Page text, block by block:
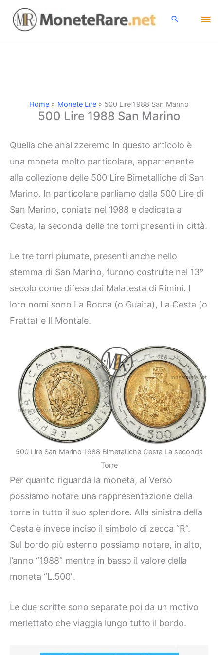
contenuto
Home Monete Lire 500 Lire 1988 San Marino
500 Lire 1988 San Marino
Quella che analizzeremo in questo articolo è
una moneta molto particolare, appartenente
alla collezione delle 500 Lire Bimetalliche di San
Marino. In particolare parliamo della 500 Lire di
San Marino, coniata nel 1988 e dedicata a
Cesta, la seconda delle tre torri presenti in città.
Le tre torri piumate, presenti anche nello
stemma di San Marino, furono costruite nel 13°
secolo come difesa dai Malatesta di Rimini. I
loro nomi sono La Rocca (o Guaita), La Cesta (o
Fratta) e Il Montale.
500 Lire San Marino 1988 Bimetalliche Cesta La seconda
Torre
Per quanto riguarda la moneta, al Verso
possiamo notare una rappresentazione della
torre in tutto il suo splendore. Alla sinistra della
Cesta è invece inciso il simbolo di zecca “R”.
Sul bordo più esterno possiamo notare, in alto,
l’anno “1988” mentre in basso il valore della
moneta “L.500”.
Le due scritte sono separate poi da un motivo
merlettato che viaggia lungo tutto il bordo.